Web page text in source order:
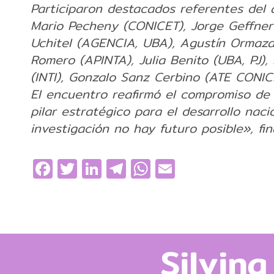
Participaron destacados referentes del
Mario Pecheny (CONICET), Jorge
Uchitel (AGENCIA, UBA), Agustín
Romero (APINTA), Julia Benito (UBA,
(INTI), Gonzalo Sanz Cerbino (ATE
El encuentro reafirmó el compromiso
pilar estratégico para el desarrollo
investigación no hay futuro posible»,
Facebook
Twitter
LinkedIn
Telegram
WhatsApp